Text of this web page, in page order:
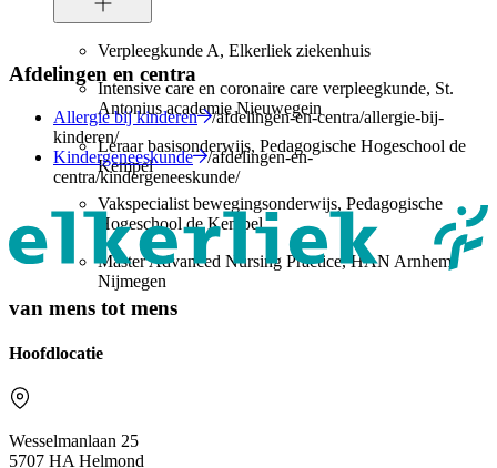
Verpleegkunde A, Elkerliek ziekenhuis
Intensive care en coronaire care verpleegkunde, St.
Antonius academie Nieuwegein
Leraar basisonderwijs, Pedagogische Hogeschool de
Kempel
Vakspecialist bewegingsonderwijs, Pedagogische
Hogeschool de Kempel
Master Advanced Nursing Practice, HAN Arnhem-
Nijmegen
Afdelingen en centra
Allergie bij kinderen
/afdelingen-en-centra/allergie-bij-
kinderen/
Kindergeneeskunde
/afdelingen-en-
centra/kindergeneeskunde/
van mens tot mens
Hoofdlocatie
Wesselmanlaan 25
5707 HA Helmond